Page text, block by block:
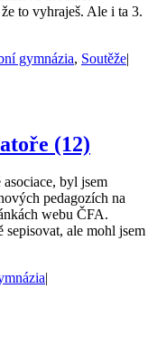
to vyhraješ. Ale i ta 3.
gymnázia, Soutěže|
(12)
byl jsem
pedagozích na
webu ČFA.
sepisovat, ale mohl jsem
|